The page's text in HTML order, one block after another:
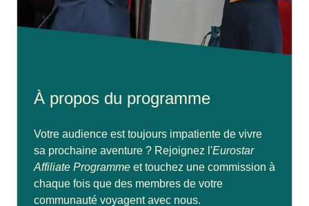
À propos du programme
Votre audience est toujours impatiente de vivre
sa prochaine aventure ? Rejoignez l'Eurostar
Affiliate Programme et touchez une commission à
chaque fois que des membres de votre
communauté voyagent avec nous.